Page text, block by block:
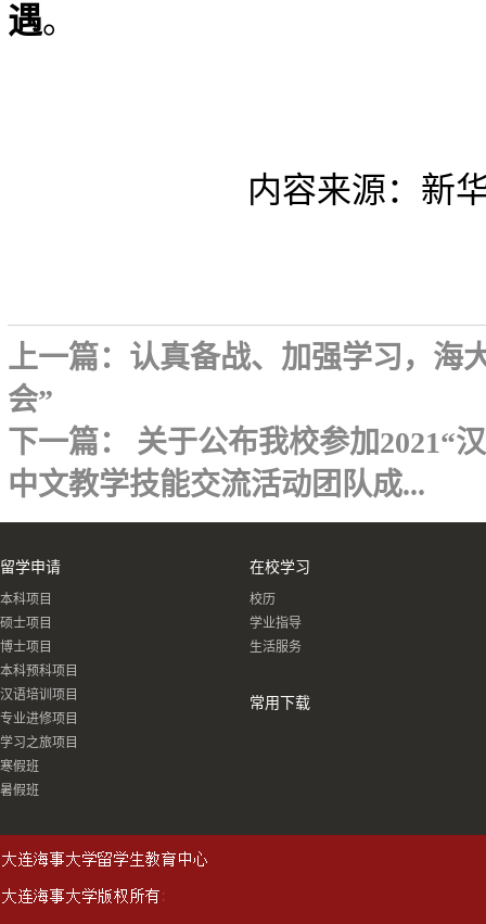
遇。
内容来源：新
上一篇： 认真备战、加强学习，海
会”
下一篇： 关于公布我校参加2021“
中文教学技能交流活动团队成...
留学申请
本科项目
硕士项目
博士项目
本科预科项目
汉语培训项目
专业进修项目
学习之旅项目
寒假班
暑假班
在校学习
校历
学业指导
生活服务
常用下载